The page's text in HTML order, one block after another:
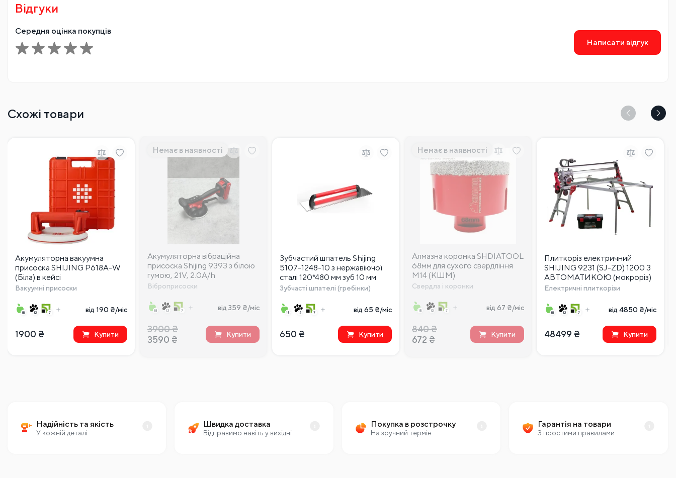
Відгуки
Середня оцінка покупців
Написати відгук
Схожі товари
Акумуляторна вакуумна
присоска SHIJING P618A-W
(Біла) в кейсі
Вакуумні присоски
від 190 ₴/міс
1900 ₴ Купити
Немає в наявності
Акумуляторна вібраційна
присоска Shijing 9393 з білою
гумою, 21V, 2.0A/h
Віброприсоски
від 359 ₴/міс
3900₴
3590 ₴ Купити
Зубчастий шпатель Shijing
5107-1248-10 з нержавіючої
сталі 120*480 мм зуб 10 мм
Зубчасті шпателі (гребінки)
від 65 ₴/міс
650 ₴ Купити
Немає в наявності
Алмазна коронка SHDIATOOL
68мм для сухого свердління
М14 (КШМ)
Свердла і коронки
від 67 ₴/міс
840₴
672 ₴ Купити
Плиткоріз електричний
SHIJING 9231 (SJ-ZD) 1200 З
АВТОМАТИКОЮ (мокроріз)
Електричні плиткорізи
від 4850 ₴/міс
48499 ₴ Купити
Надійність та якість
У кожній деталі
Швидка доставка
Відправимо навіть у вихідні
Покупка в розстрочку
На зручний термін
Гарантія на товари
З простими правилами